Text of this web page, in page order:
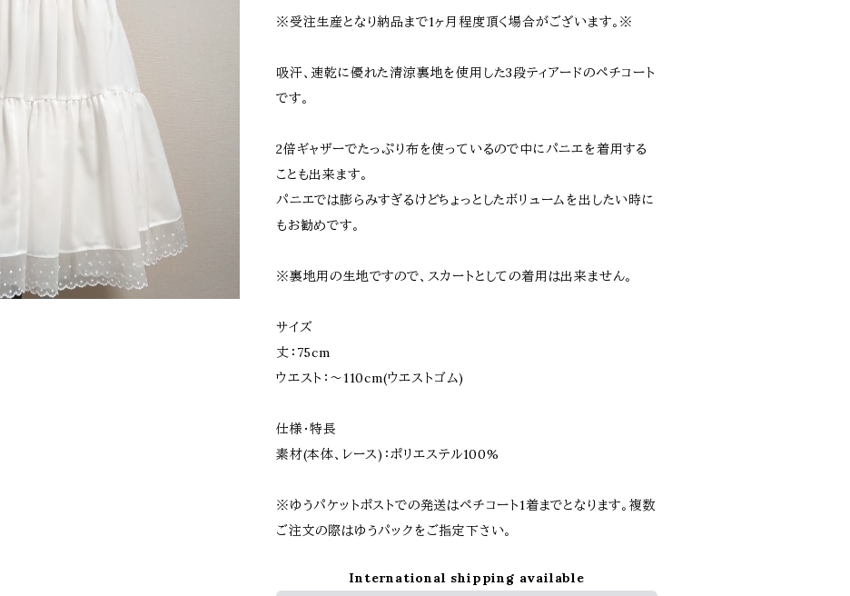
※受注生産となり納品まで1ヶ月程度頂く場合がございます。※
吸汗、速乾に優れた清涼裏地を使用した3段ティアードのペチコート
です。
2倍ギャザーでたっぷり布を使っているので中にパニエを着用する
ことも出来ます。
パニエでは膨らみすぎるけどちょっとしたボリュームを出したい時に
もお勧めです。
※裏地用の生地ですので、スカートとしての着用は出来ません。
サイズ
丈：75cm
ウエスト：～110cm(ウエストゴム)
仕様・特長
素材(本体、レース)：ポリエステル100%
※ゆうパケットポストでの発送はペチコート1着までとなります。複数
ご注文の際はゆうパックをご指定下さい。
International shipping available